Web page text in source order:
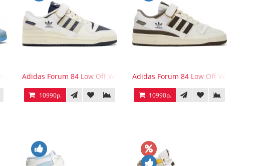
Buckle Low Blue Tint
Adidas Forum 84 Low Off White Collegiate Navy
10990р.
Adidas Forum 84 Low Off White Brown
10990р.